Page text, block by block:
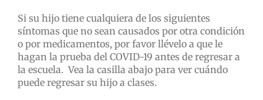
Si su hijo tiene cualquiera de los siguientes
síntomas que no sean causados por otra condición
o por medicamentos, por favor llévelo a que le
hagan la prueba del COVID-19 antes de regresar a
la escuela. Vea la casilla abajo para ver cuándo
puede regresar su hijo a clases.